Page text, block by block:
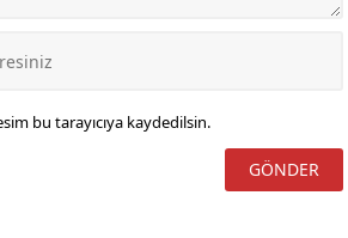
bu tarayıcıya kaydedilsin.